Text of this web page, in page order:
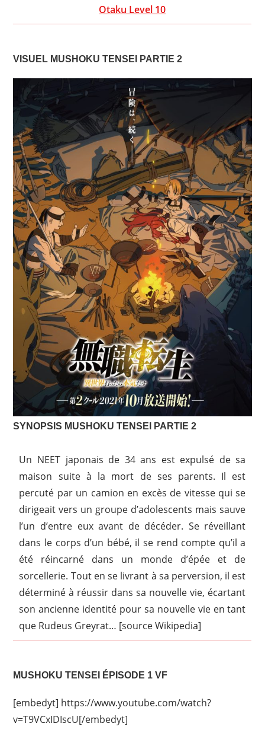
Otaku Level 10
VISUEL MUSHOKU TENSEI PARTIE 2
SYNOPSIS MUSHOKU TENSEI PARTIE 2
Un NEET japonais de 34 ans est expulsé de sa
maison suite à la mort de ses parents. Il est
percuté par un camion en excès de vitesse qui se
dirigeait vers un groupe d’adolescents mais sauve
l’un d’entre eux avant de décéder. Se réveillant
dans le corps d’un bébé, il se rend compte qu’il a
été réincarné dans un monde d’épée et de
sorcellerie. Tout en se livrant à sa perversion, il est
déterminé à réussir dans sa nouvelle vie, écartant
son ancienne identité pour sa nouvelle vie en tant
que Rudeus Greyrat… [source Wikipedia]
MUSHOKU TENSEI ÉPISODE 1 VF
[embedyt] https://www.youtube.com/watch?
v=T9VCxIDIscU[/embedyt]